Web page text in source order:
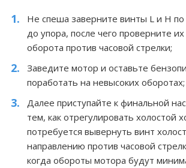
Не спеша заверните винты L и H по
до упора, после чего проверните
оборота против часовой стрелки;
Заведите мотор и оставьте
поработать на невысоких оборотах;
Далее приступайте к финальной
тем, как отрегулировать холостой
потребуется вывернуть винт
направлению против часовой
когда обороты мотора будут